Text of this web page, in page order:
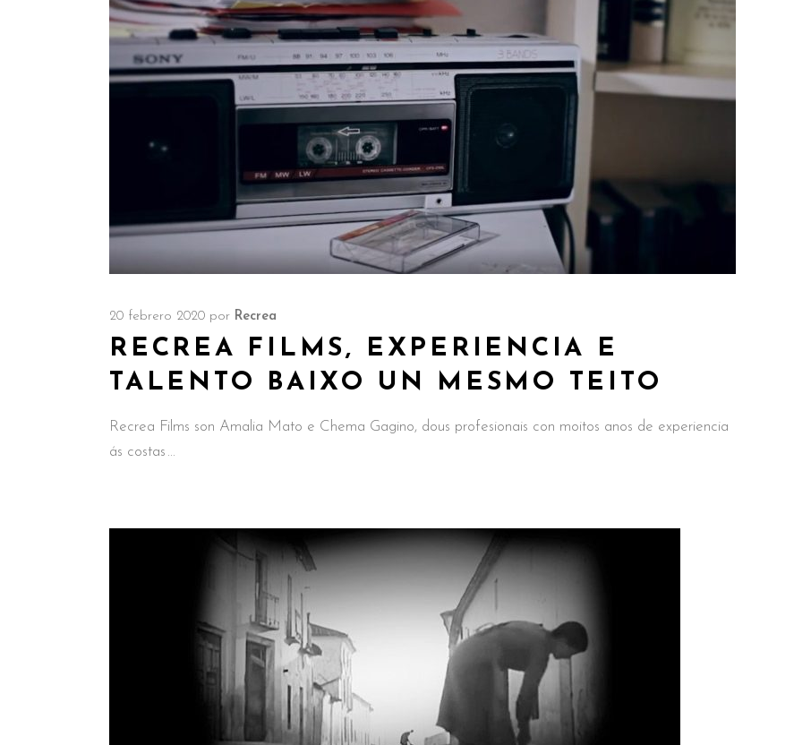
20 febrero 2020 por Recrea
RECREA FILMS, EXPERIENCIA E
TALENTO BAIXO UN MESMO TEITO
Recrea Films son Amalia Mato e Chema Gagino, dous profesionais con moitos anos de experiencia
ás costas